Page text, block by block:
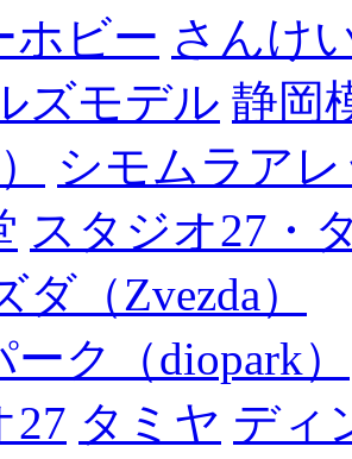
ホビー さんけ
ズモデル 静岡
シモムラア
スタジオ27・
ダ（Zvezda）
ク（diopark）
27 タミヤ ディ